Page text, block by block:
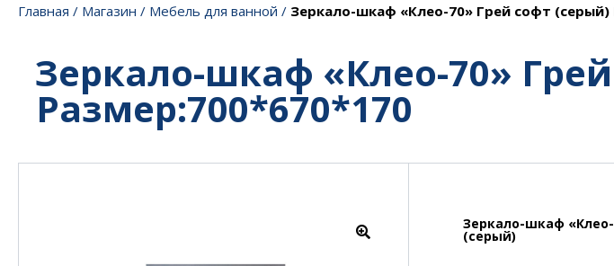
Главная / Магазин / Мебель для ванной / Зеркало-шкаф «Клео-70» Грей софт (серый)
Зеркало-шкаф «Клео-70»
Размер:700*670*170
Зеркало-шкаф
(серый)